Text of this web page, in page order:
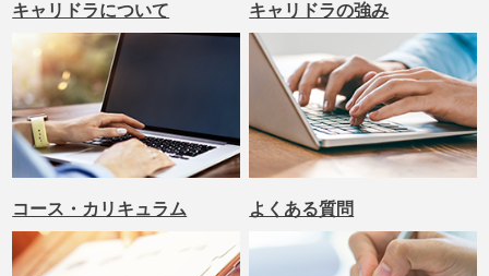
キャリドラについて キャリドラの強み
コース・カリキュラム よくある質問